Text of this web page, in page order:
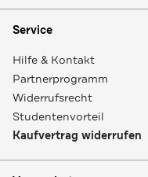
Service
Hilfe & Kontakt
Partnerprogramm
Widerrufsrecht
Studentenvorteil
Kaufvertrag widerrufen